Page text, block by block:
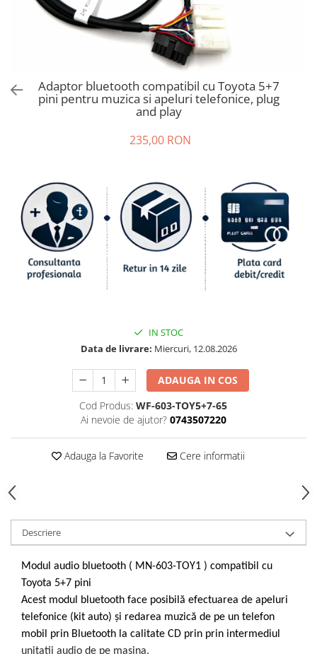
Nissan
Land Rover
Nissan
Opel
Porsche
Adaptor bluetooth compatibil cu Toyota 5+7
pini pentru muzica si apeluri telefonice, plug
and play
235,00 RON
IN STOC
Data de livrare: Miercuri, 12.08.2026
ADAUGA IN COS
Cod Produs: WF-603-TOY5+7-65
Ai nevoie de ajutor? 0743507220
Adauga la Favorite Cere informatii
Descriere
Modul audio bluetooth ( MN-603-TOY1 ) compatibil cu
Toyota 5+7 pini
Acest modul bluetooth face posibilă efectuarea de apeluri
telefonice (kit auto) și redarea muzică de pe un telefon
mobil prin Bluetooth la calitate CD prin prin intermediul
unitatii audio de pe masina.